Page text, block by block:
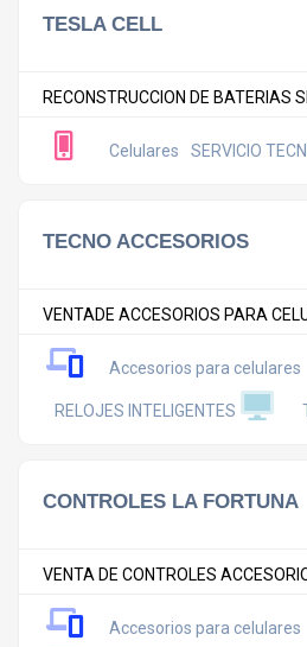
TESLA CELL
RECONSTRUCCION DE BATERIAS
Celulares SERVICIO
TECNO ACCESORIOS
VENTADE ACCESORIOS PARA
Accesorios para celulares
RELOJES INTELIGENTES
CONTROLES LA FORTUNA
VENTA DE CONTROLES
Accesorios para celulares